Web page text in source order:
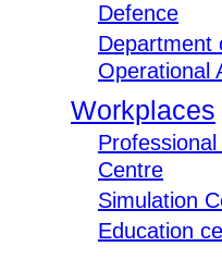
Defence
Department
Operational
Workplaces
Centre
Simulation
Education